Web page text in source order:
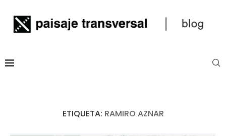
ETIQUETA: RAMIRO AZNAR